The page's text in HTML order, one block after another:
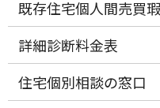
既存住宅個人間売買
詳細診断料金表
住宅個別相談の窓口